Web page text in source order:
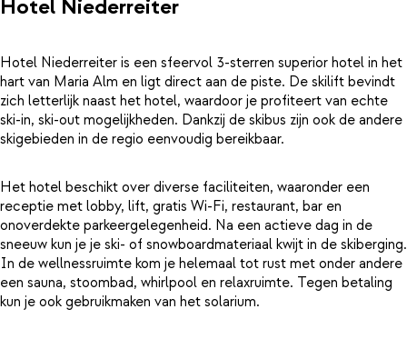
Hotel Niederreiter
Hotel Niederreiter is een sfeervol 3-sterren superior hotel in het
hart van Maria Alm en ligt direct aan de piste. De skilift bevindt
zich letterlijk naast het hotel, waardoor je profiteert van echte
ski-in, ski-out mogelijkheden. Dankzij de skibus zijn ook de andere
skigebieden in de regio eenvoudig bereikbaar.
Het hotel beschikt over diverse faciliteiten, waaronder een
receptie met lobby, lift, gratis Wi-Fi, restaurant, bar en
onoverdekte parkeergelegenheid. Na een actieve dag in de
sneeuw kun je je ski- of snowboardmateriaal kwijt in de skiberging.
In de wellnessruimte kom je helemaal tot rust met onder andere
een sauna, stoombad, whirlpool en relaxruimte. Tegen betaling
kun je ook gebruikmaken van het solarium.